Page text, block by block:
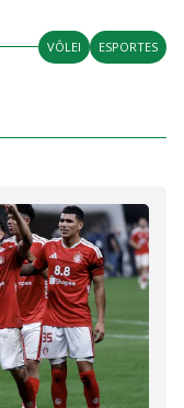
VÔLEI ESPORTES